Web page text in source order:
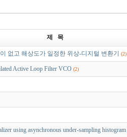
제 목
없고 해상도가 일정한 위상-디지털 변환기 (2)
Active Loop Filter VCO (2)
using asynchronous under-sampling histogram